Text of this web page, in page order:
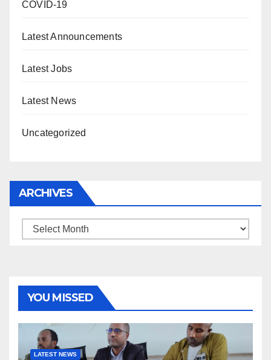
COVID-19
Latest Announcements
Latest Jobs
Latest News
Uncategorized
ARCHIVES
Archives
YOU MISSED
LATEST NEWS